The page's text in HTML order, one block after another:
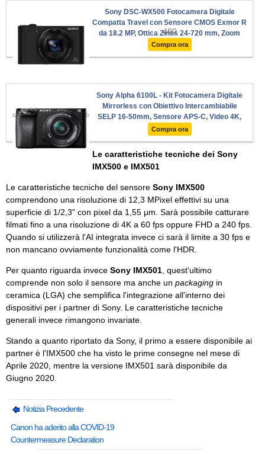
Sony DSC-WX500 Fotocamera Digitale
Compatta Travel con Sensore CMOS Exmor R
da 18.2 MP, Ottica Zeiss 24-720 mm, Zoom
Ottico 30x, Video Full HD, Nero
400
Compra ora
Sony Alpha 6100L - Kit Fotocamera Digitale
Mirrorless con Obiettivo Intercambiabile
SELP 16-50mm, Sensore APS-C, Video 4K,
Real Time Eye AF, Real Time Tracking,
ILCE6100B + SELP1650, Nero
Compra ora
Le caratteristiche tecniche dei Sony
IMX500 e IMX501
Le caratteristiche tecniche del sensore Sony IMX500
comprendono una risoluzione di 12,3 MPixel effettivi su una
superficie di 1/2,3" con pixel da 1,55 μm. Sarà possibile catturare
filmati fino a una risoluzione di 4K a 60 fps oppure FHD a 240 fps.
Quando si utilizzerà l'AI integrata invece ci sarà il limite a 30 fps e
non mancano ovviamente funzionalità come l'HDR.
Per quanto riguarda invece Sony IMX501 , quest'ultimo
comprende non solo il sensore ma anche un packaging in
ceramica (LGA) che semplifica l'integrazione all'interno dei
dispositivi per i partner di Sony. Le caratteristiche tecniche
generali invece rimangono invariate.
Stando a quanto riportato da Sony, il primo a essere disponibile ai
partner è l'IMX500 che ha visto le prime consegne nel mese di
Aprile 2020, mentre la versione IMX501 sarà disponibile da
Giugno 2020.
Notizia Precedente
Canon ha aderito alla COVID-19
Countermeasure Declaration